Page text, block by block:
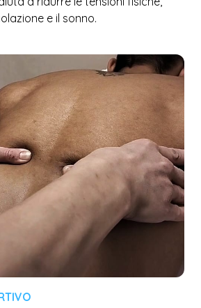
e il sonno.